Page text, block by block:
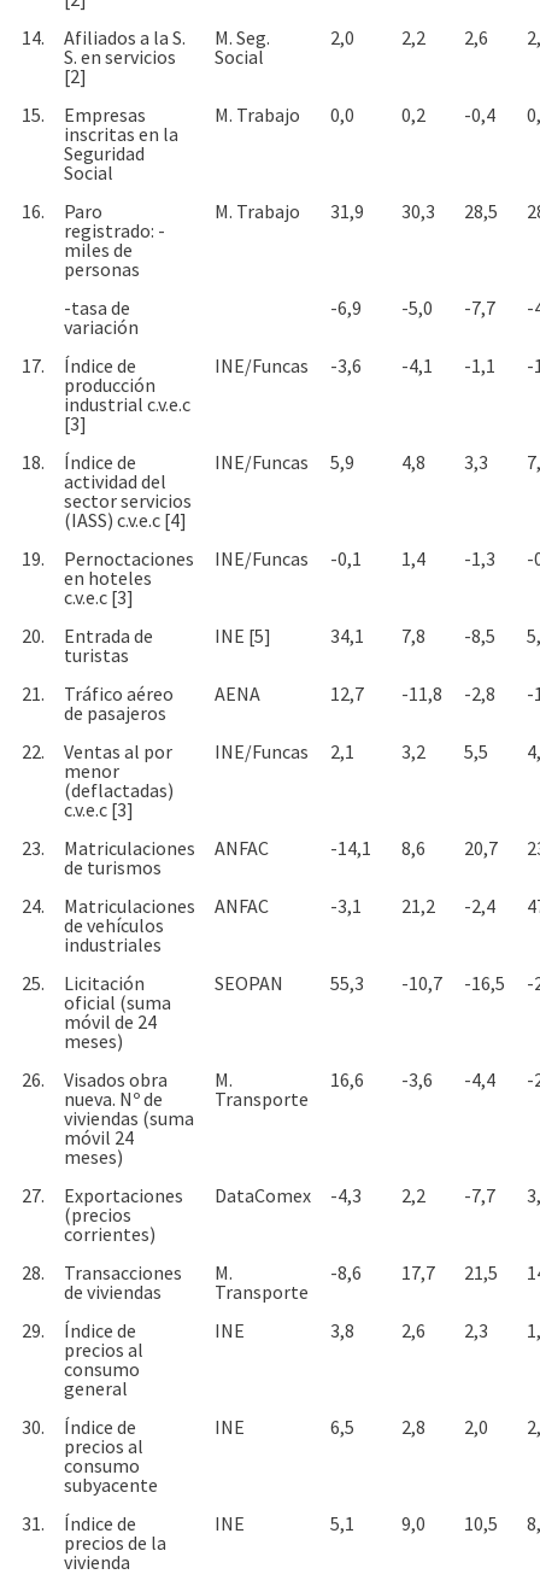
14.
Afiliados a la S.
S. en servicios
[2]
M. Seg.
Social
2,0 2,2 2,6
15.
Empresas
inscritas en la
Seguridad
Social
M. Trabajo 0,0 0,2 -0,4
16.
Paro
registrado: -
miles de
personas
M. Trabajo 31,9 30,3 28,5
-tasa de
variación
-6,9 -5,0 -7,7 -
17.
Índice de
producción
industrial c.v.e.c
[3]
INE/Funcas -3,6 -4,1 -1,1 -
18.
Índice de
actividad del
sector servicios
(IASS) c.v.e.c [4]
INE/Funcas 5,9 4,8 3,3
19.
Pernoctaciones
en hoteles
c.v.e.c [3]
INE/Funcas -0,1 1,4 -1,3 -
20.
Entrada de
turistas
INE [5] 34,1 7,8 -8,5
21.
Tráfico aéreo
de pasajeros
AENA 12,7 -11,8 -2,8 -
22.
Ventas al por
menor
(deflactadas)
c.v.e.c [3]
INE/Funcas 2,1 3,2 5,5
23.
Matriculaciones
de turismos
ANFAC -14,1 8,6 20,7
24.
Matriculaciones
de vehículos
industriales
ANFAC -3,1 21,2 -2,4
25.
Licitación
oficial (suma
móvil de 24
meses)
SEOPAN 55,3 -10,7 -16,5 -
26.
Visados obra
nueva. Nº de
viviendas (suma
móvil 24
meses)
M.
Transporte
16,6 -3,6 -4,4 -
27.
Exportaciones
(precios
corrientes)
DataComex -4,3 2,2 -7,7
28.
Transacciones
de viviendas
M.
Transporte
-8,6 17,7 21,5
29.
Índice de
precios al
consumo
general
INE 3,8 2,6 2,3
30.
Índice de
precios al
consumo
subyacente
INE 6,5 2,8 2,0
31.
Índice de
precios de la
vivienda
INE 5,1 9,0 10,5